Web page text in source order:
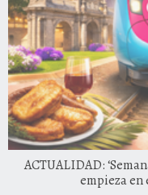
ACTUALIDAD:
empieza en